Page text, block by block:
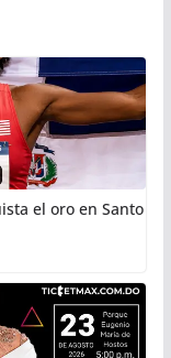
el oro en Santo